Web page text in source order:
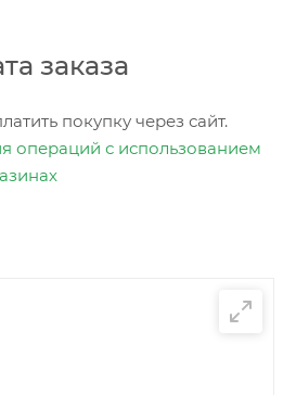
заказа
покупку через сайт.
операций с использованием